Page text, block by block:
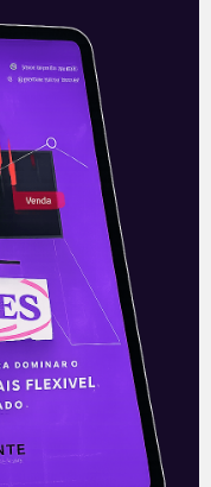
os Grupo
de
um